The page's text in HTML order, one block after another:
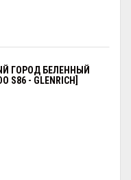
ГОРОД БЕЛЕННЫЙ
- GLENRICH]